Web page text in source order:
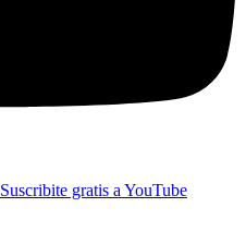
Suscribite gratis a YouTube